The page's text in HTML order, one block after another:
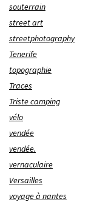
souterrain
street art
streetphotography
Tenerife
topographie
Traces
Triste camping
vélo
vendée
vendée.
vernaculaire
Versailles
voyage à nantes